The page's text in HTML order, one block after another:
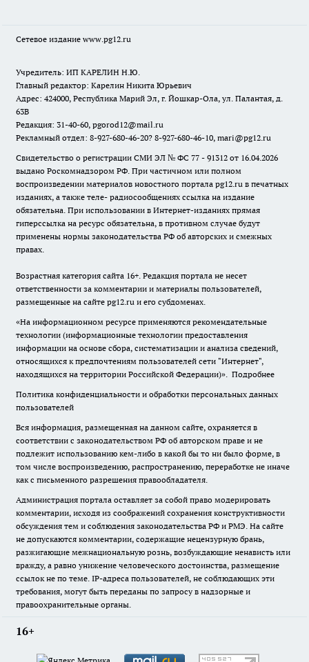
Сетевое издание www.pg12.ru
Учредитель: ИП КАРЕЛИН Н.Ю.
Главный редактор: Карелин Никита Юрьевич
Адрес: 424000, Республика Марий Эл, г. Йошкар-Ола, ул. Палантая, д.
63В
Редакция: 31-40-60, pgorod12@mail.ru
Рекламный отдел: 8-927-680-46-20? 8-927-680-46-10, mari@pg12.ru
Свидетельство о регистрации СМИ ЭЛ № ФС 77 - 91312 от 16.04.2026
выдано Роскомнадзором РФ. При частичном или полном
воспроизведении материалов новостного портала pg12.ru в печатных
изданиях, а также теле- радиосообщениях ссылка на издание
обязательна. При использовании в Интернет-изданиях прямая
гиперссылка на ресурс обязательна, в противном случае будут
применены нормы законодательства РФ об авторских и смежных
правах.
Возрастная категория сайта 16+. Редакция портала не несет
ответственности за комментарии и материалы пользователей,
размещенные на сайте pg12.ru и его субдоменах.
«На информационном ресурсе применяются рекомендательные
технологии (информационные технологии предоставления
информации на основе сбора, систематизации и анализа сведений,
относящихся к предпочтениям пользователей сети "Интернет",
находящихся на территории Российской Федерации)». Подробнее
Политика конфиденциальности и обработки персональных данных
пользователей
Вся информация, размещенная на данном сайте, охраняется в
соответствии с законодательством РФ об авторском праве и не
подлежит использованию кем-либо в какой бы то ни было форме, в
том числе воспроизведению, распространению, переработке не иначе
как с письменного разрешения правообладателя.
Администрация портала оставляет за собой право модерировать
комментарии, исходя из соображений сохранения конструктивности
обсуждения тем и соблюдения законодательства РФ и РМЭ. На сайте
не допускаются комментарии, содержащие нецензурную брань,
разжигающие межнациональную рознь, возбуждающие ненависть или
вражду, а равно унижение человеческого достоинства, размещение
ссылок не по теме. IP-адреса пользователей, не соблюдающих эти
требования, могут быть переданы по запросу в надзорные и
правоохранительные органы.
16+